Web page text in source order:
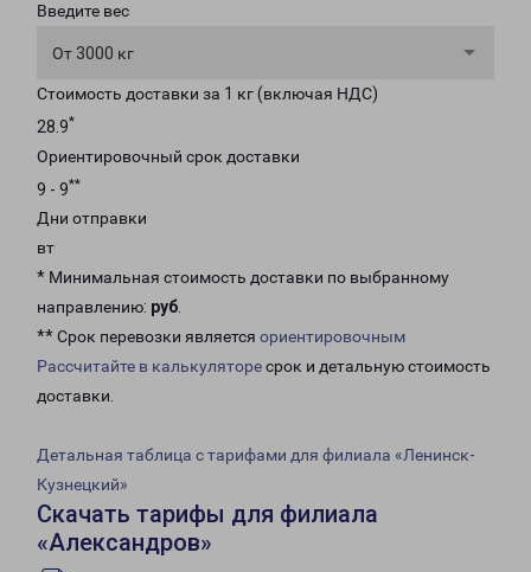
Введите вес
От 3000 кг
Стоимость доставки за 1 кг (включая НДС)
28.9*
Ориентировочный срок доставки
9 - 9**
Дни отправки
вт
* Минимальная стоимость доставки по выбранному
направлению: руб.
** Срок перевозки является ориентировочным
Рассчитайте в калькуляторесрок и детальную стоимость
доставки.
Детальная таблица с тарифами для филиала «Ленинск-
Кузнецкий»
Скачать тарифы для филиала
«Александров»